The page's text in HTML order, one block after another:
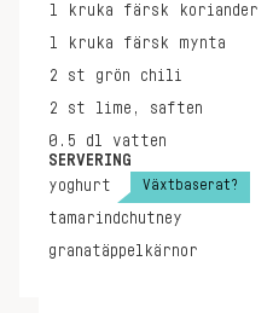
1
kruka
färsk koriander
1
kruka
färsk mynta
2 st
grön chili
2 st
lime, saften
0.5 dl
vatten
SERVERING
yoghurt
Växtbaserat?
tamarindchutney
granatäppelkärnor